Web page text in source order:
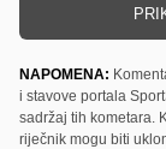
NAPOMENA:
i stavove portala
sadržaj tih kometara.
riječnik mogu biti